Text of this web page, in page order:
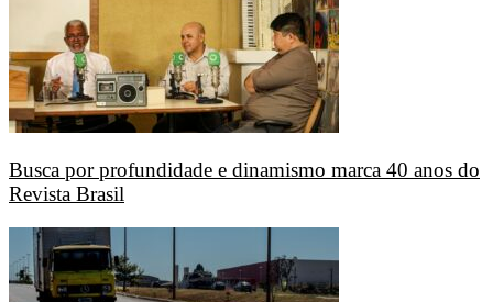
Busca por profundidade e dinamismo marca 40 anos do
Revista Brasil